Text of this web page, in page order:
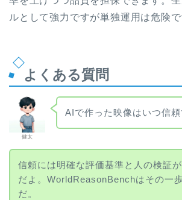
ルとして強力ですが単独運用は危険で
よくある質問
健太
AIで作った映像はいつ信頼
信頼には明確な評価基準と人の検証
だよ。WorldReasonBenchはその一
だ。